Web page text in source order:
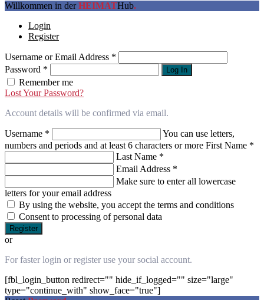
Willkommen in derHEIMATHub.
Login
Register
Username or Email Address *
Password * Log In
Remember me
Lost Your Password?
Account details will be confirmed via email.
Username *
You can use letters,
numbers and periods and at least 6 characters or more First Name *
Last Name *
Email Address *
Make sure to enter all lowercase
letters for your email address
By using the website, you accept the terms and conditions
Consent to processing of personal data
Register
or
For faster login or register use your social account.
[fbl_login_button redirect="" hide_if_logged="" size="large"
type="continue_with" show_face="true"]